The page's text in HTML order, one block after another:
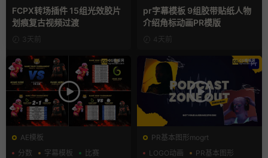
支持Intel+M芯片
FCPX转场插件 15组光效胶片
划痕复古视频过渡
3天前
人物介绍
pr字幕模板 9组胶带贴纸人物
介绍角标动画PR模版
4天前
AE模板
分数
字幕模板 比赛
PR基本图形mogrt
LOGO动画
PR基本图形